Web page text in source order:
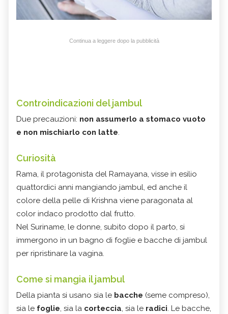
Continua a leggere dopo la pubblicità
Controindicazioni del jambul
Due precauzioni: non assumerlo a stomaco vuoto
e non mischiarlo con latte.
Curiosità
Rama, il protagonista del Ramayana, visse in esilio
quattordici anni mangiando jambul, ed anche il
colore della pelle di Krishna viene paragonata al
color indaco prodotto dal frutto.
Nel Suriname, le donne, subito dopo il parto, si
immergono in un bagno di foglie e bacche di jambul
per ripristinare la vagina.
Come si mangia il jambul
Della pianta si usano sia le bacche (seme compreso),
sia le foglie, sia la corteccia, sia le radici. Le bacche,